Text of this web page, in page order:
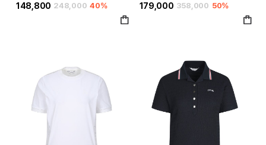
148,800 248,000 40% 179,000 358,000 50%